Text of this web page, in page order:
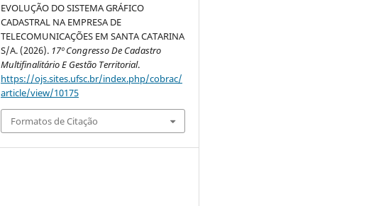
EVOLUÇÃO DO SISTEMA GRÁFICO
CADASTRAL NA EMPRESA DE
TELECOMUNICAÇÕES EM SANTA CATARINA
S/A. (2026). 17º Congresso De Cadastro
Multifinalitário E Gestão Territorial.
https://ojs.sites.ufsc.br/index.php/cobrac/
article/view/10175
Formatos de Citação